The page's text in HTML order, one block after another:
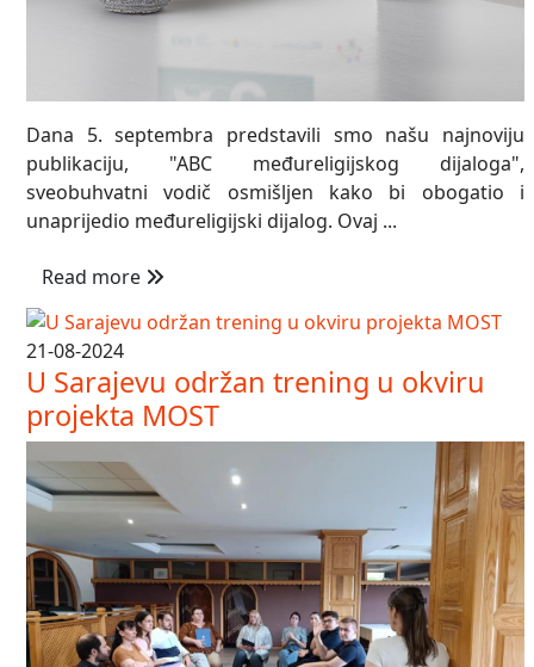
Dana 5. septembra predstavili smo našu najnoviju
publikaciju, "ABC međureligijskog dijaloga",
sveobuhvatni vodič osmišljen kako bi obogatio i
unaprijedio međureligijski dijalog. Ovaj ...
Read more
21-08-2024
U Sarajevu održan trening u okviru
projekta MOST